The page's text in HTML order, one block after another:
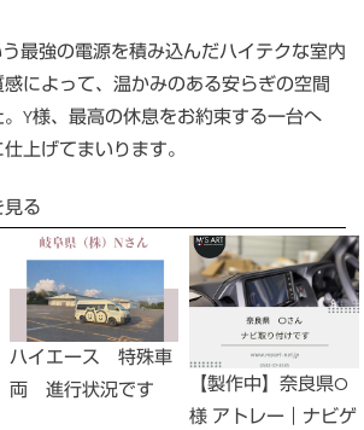
最強の電源を積み込んだハイテクな室内
によって、温かみのある安らぎの空間
Y様、最高の休息をお約束する一台へ
上げてまいります。
る
ハイエース 特殊車
両 進行状況です
【製作中】奈良県O
様 アトレー｜ナビゲ